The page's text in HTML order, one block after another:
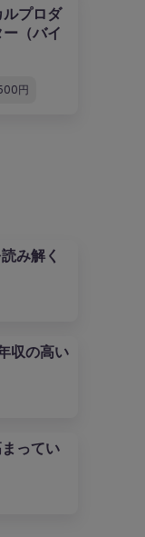
ルプロダ
（バイ
円
み解く
収の高い
ってい